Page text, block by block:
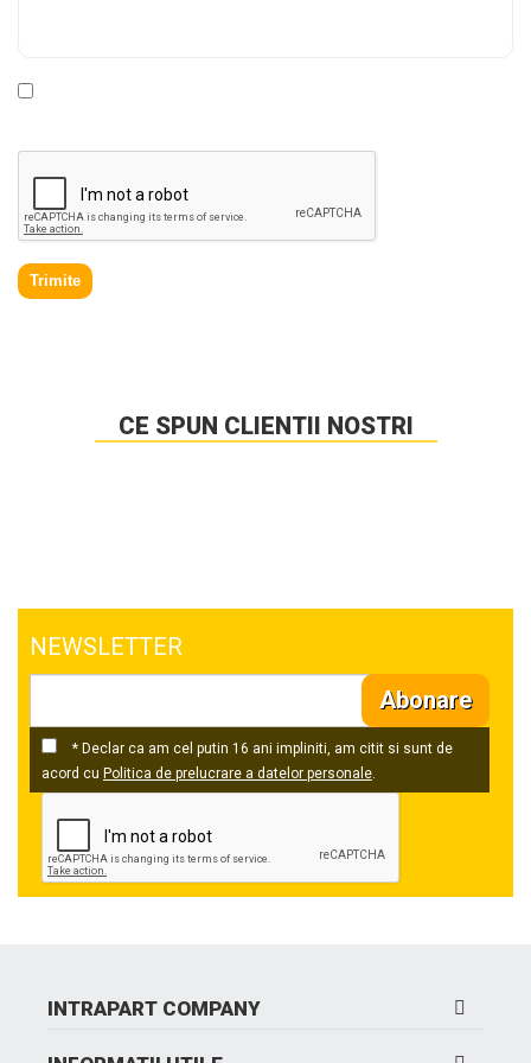
Trimite
CE SPUN CLIENTII NOSTRI
NEWSLETTER
Abonare
* Declar ca am cel putin 16 ani impliniti, am citit si sunt de
acord cu Politica de prelucrare a datelor personale.
INTRAPART COMPANY